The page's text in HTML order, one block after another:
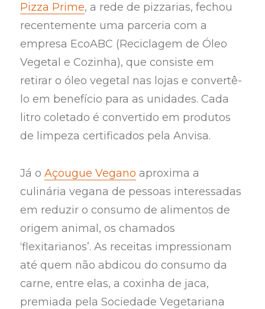
Pizza Prime, a rede de pizzarias, fechou
recentemente uma parceria com a
empresa EcoABC (Reciclagem de Óleo
Vegetal e Cozinha), que consiste em
retirar o óleo vegetal nas lojas e convertê-
lo em benefício para as unidades. Cada
litro coletado é convertido em produtos
de limpeza certificados pela Anvisa.
Já oAçougue Vegano aproxima a
culinária vegana de pessoas interessadas
em reduzir o consumo de alimentos de
origem animal, os chamados
‘flexitarianos’. As receitas impressionam
até quem não abdicou do consumo da
carne, entre elas, a coxinha de jaca,
premiada pela Sociedade Vegetariana